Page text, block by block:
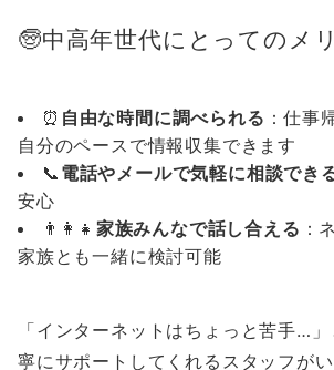
🧓中高年世代にとってのメ
⏰ 自由な時間に調べられる ：仕事
自分のペースで情報収集できます
📞 電話やメールで気軽に相談でき
安心
👨‍👩‍👧 家族みんなで話し合える ：
家族とも一緒に検討可能
「インターネットはちょっと苦手…
寧にサポートしてくれるスタッフが